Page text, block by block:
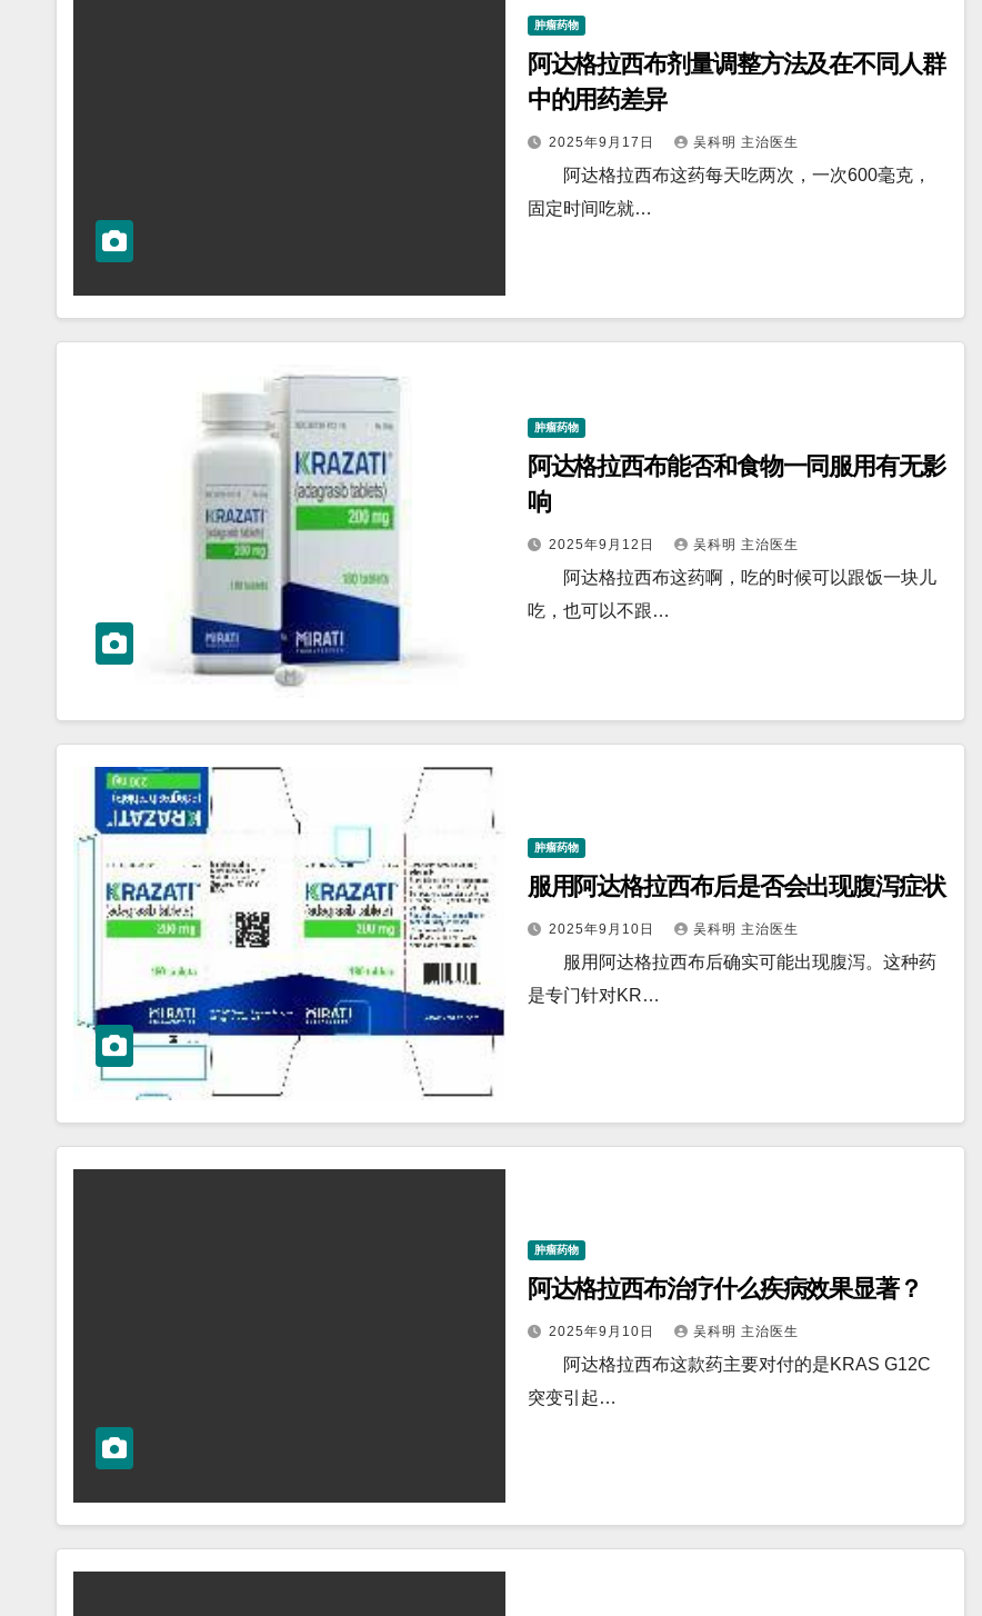
肿瘤药物
阿达格拉西布剂量调整方法及在不同人群
中的用药差异
2025年9月17日 吴科明 主治医生
阿达格拉西布这药每天吃两次，一次600毫克，
固定时间吃就…
肿瘤药物
阿达格拉西布能否和食物一同服用有无影
响
2025年9月12日 吴科明 主治医生
阿达格拉西布这药啊，吃的时候可以跟饭一块儿
吃，也可以不跟…
肿瘤药物
服用阿达格拉西布后是否会出现腹泻症状
2025年9月10日 吴科明 主治医生
服用阿达格拉西布后确实可能出现腹泻。这种药
是专门针对KR…
肿瘤药物
阿达格拉西布治疗什么疾病效果显著？
2025年9月10日 吴科明 主治医生
阿达格拉西布这款药主要对付的是KRAS G12C
突变引起…